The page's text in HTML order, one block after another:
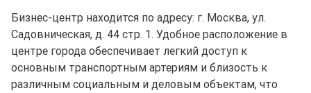
Бизнес-центр находится по адресу: г. Москва, ул.
Садовническая, д. 44 стр. 1. Удобное расположение в
центре города обеспечивает легкий доступ к
основным транспортным артериям и близость к
различным социальным и деловым объектам, что